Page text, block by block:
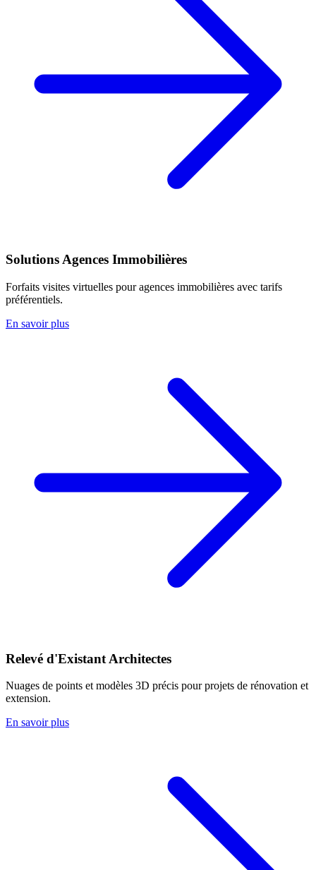
Solutions Agences Immobilières
Forfaits visites virtuelles pour agences immobilières avec tarifs
préférentiels.
En savoir plus
Relevé d'Existant Architectes
Nuages de points et modèles 3D précis pour projets de rénovation et
extension.
En savoir plus